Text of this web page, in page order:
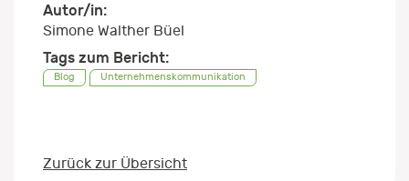
Autor/in:
Simone Walther Büel
Tags zum Bericht:
Blog Unternehmenskommunikation
Zurück zur Übersicht